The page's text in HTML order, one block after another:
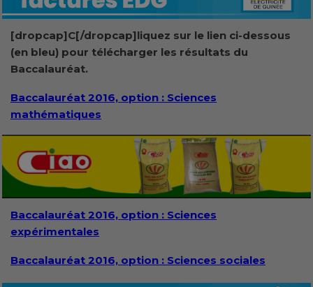
[dropcap]C[/dropcap]liquez sur le lien ci-dessous
(en bleu) pour télécharger les résultats du
Baccalauréat.
Baccalauréat 2016, option : Sciences
mathématiques
Baccalauréat 2016, option : Sciences
expérimentales
Baccalauréat 2016, option : Sciences sociales